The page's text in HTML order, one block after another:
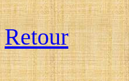
Retour